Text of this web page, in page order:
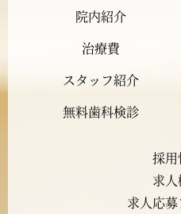
院内紹介
治療費
スタッフ紹介
無料歯科検診
採用
求
求人応